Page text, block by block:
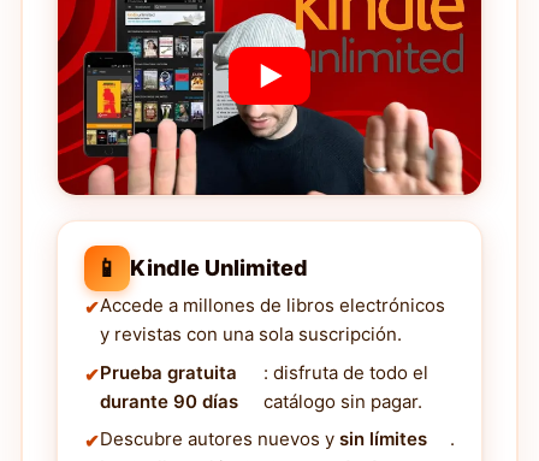
📱 Kindle Unlimited
Accede a millones de libros electrónicos
y revistas con una sola suscripción.
Prueba gratuita
durante 90 días
: disfruta de todo el
catálogo sin pagar.
Descubre autores nuevos y sin límites
.